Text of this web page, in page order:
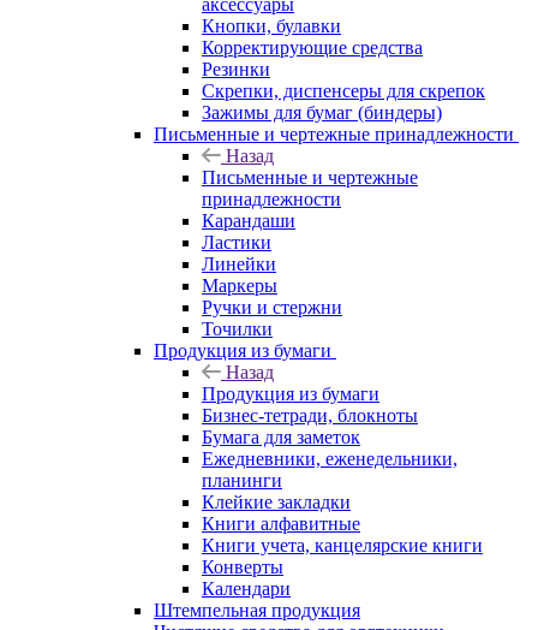
аксессуары
Кнопки, булавки
Корректирующие средства
Резинки
Скрепки, диспенсеры для скрепок
Зажимы для бумаг (биндеры)
Письменные и чертежные принадлежности
Назад
Письменные и чертежные
принадлежности
Карандаши
Ластики
Линейки
Маркеры
Ручки и стержни
Точилки
Продукция из бумаги
Назад
Продукция из бумаги
Бизнес-тетради, блокноты
Бумага для заметок
Ежедневники, еженедельники,
планинги
Клейкие закладки
Книги алфавитные
Книги учета, канцелярские книги
Конверты
Календари
Штемпельная продукция